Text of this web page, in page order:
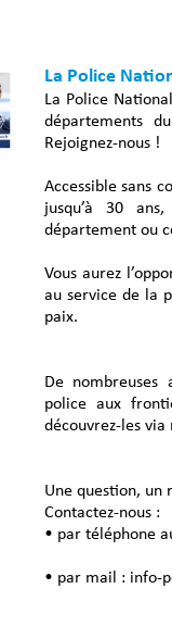
La Police
La Police
départements
Rejoignez-nous !
Accessible sans
jusqu’à 30
département ou
Vous aurez
au service de la
paix.
De nombreuses
police aux
découvrez-les via
Une question, un
Contactez-nous :
• par téléphone
• par mail : info-